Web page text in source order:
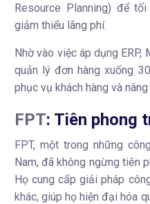
Resource Planning) để
giảm thiểu lãng phí.
Nhờ vào việc áp dụng ERP,
quản lý đơn hàng xuống
phục vụ khách hàng và
FPT: Tiên phong
FPT, một trong những
Nam, đã không ngừng tiên
Họ cung cấp giải pháp
khác, giúp họ hiện đại hóa